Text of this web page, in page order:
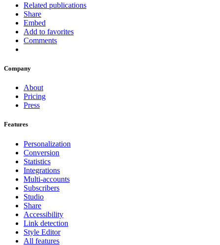
Related publications
Share
Embed
Add to favorites
Comments
Company
About
Pricing
Press
Features
Personalization
Conversion
Statistics
Integrations
Multi-accounts
Subscribers
Studio
Share
Accessibility
Link detection
Style Editor
All features